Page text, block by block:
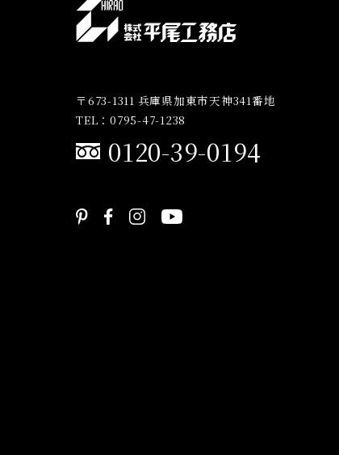
〒673-1311 兵庫県加東市天神341番地
TEL：0795-47-1238
0120-39-0194